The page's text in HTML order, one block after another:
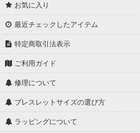
お気に入り
最近チェックしたアイテム
特定商取引法表示
ご利用ガイド
修理について
ブレスレットサイズの選び方
ラッピングについて